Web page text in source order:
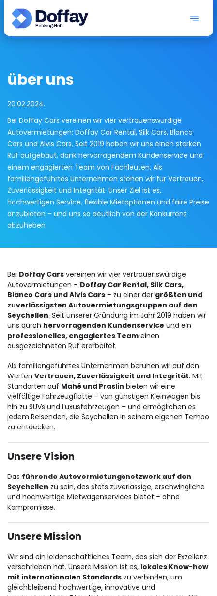
über uns
20.02.2024.
Bei Doffay Cars vereinen wir vier vertrauenswürdige
Autovermietungen: Doffay Car Rental, Silk Cars, Blanco
Cars und Alvis Cars. Seit 2019 haben wir uns einen starken
Ruf aufgebaut, dank hervorragendem Kundenservice und
einem engagierten Team von Fachleuten. Als
familiengeführtes Unternehmen stehen wir für Vertrauen,
Zuverlässigkeit und Integrität. Unser Ziel ist es,
hochwertigen Service, flexible Mietoptionen und faire Preise
anzubieten – und uns so deutlich von der Konkurrenz
abzuheben.
Bei Doffay Cars vereinen wir vier vertrauenswürdige
Autovermietungen – Doffay Car Rental, Silk Cars,
Blanco Cars und Alvis Cars – zu einer der größten und
zuverlässigsten Autovermietungsgruppen auf den
Seychellen. Seit unserer Gründung im Jahr 2019 haben wir
uns durch hervorragenden Kundenservice und ein
professionelles, engagiertes Team einen
ausgezeichneten Ruf erarbeitet.
Als familiengeführtes Unternehmen beruhen wir auf den
Werten Vertrauen, Zuverlässigkeit und Integrität. Mit
Standorten auf Mahé und Praslin bieten wir eine
vielfältige Fahrzeugflotte – von günstigen Kleinwagen bis
hin zu SUVs und Luxusfahrzeugen – und ermöglichen es
jedem Reisenden, die Seychellen in seinem eigenen Tempo
zu entdecken.
Unsere Vision
Das führende Autovermietungsnetzwerk auf den
Seychellen zu sein, das stets zuverlässige, erschwingliche
und hochwertige Mietwagenservices bietet – ohne
Kompromisse.
Unsere Mission
Wir sind ein leidenschaftliches Team, das sich der Exzellenz
verschrieben hat. Unsere Mission ist es, lokales Know-how
mit internationalen Standards zu verbinden, um
gleichbleibend hochwertige, innovative und